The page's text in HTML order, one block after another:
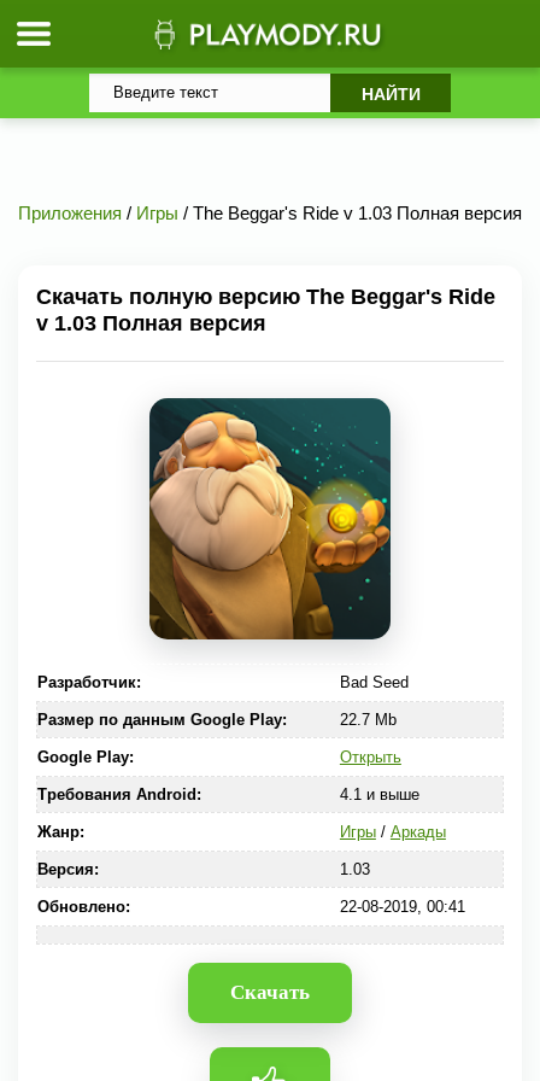
Приложения / Игры / The Beggar's Ride v 1.03 Полная версия
Скачать полную версию The Beggar's Ride
v 1.03 Полная версия
Разработчик: Bad Seed
Размер по данным Google Play: 22.7 Mb
Google Play: Открыть
Требования Android: 4.1 и выше
Жанр: Игры/ Аркады
Версия: 1.03
Обновлено: 22-08-2019, 00:41
Скачать